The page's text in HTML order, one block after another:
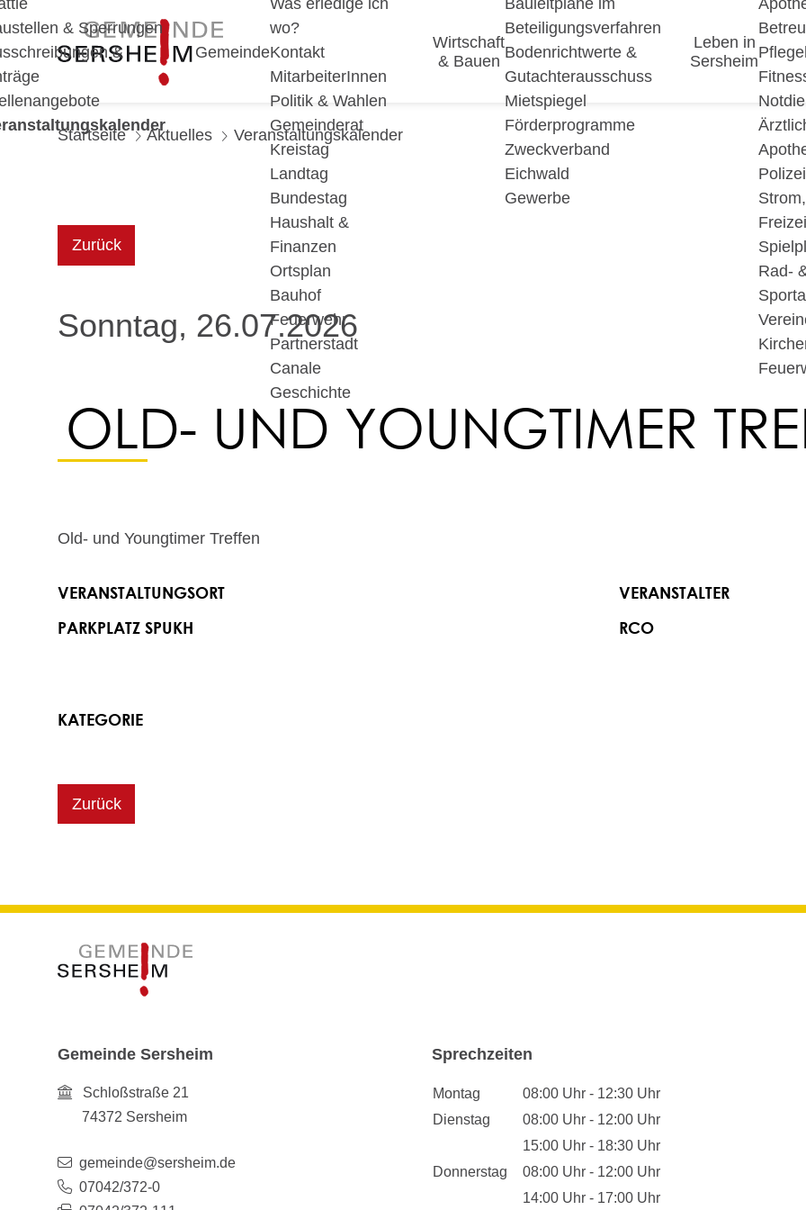
& Sperrungen
&
Gemeinde
wo?
Kontakt
MitarbeiterInnen
Politik & Wahlen
Gemeinderat
Kreistag
Landtag
Bundestag
Haushalt &
Finanzen
Ortsplan
Bauhof
Feuerwehr
Partnerstadt
Canale
Geschichte
Wirtschaft
& Bauen
Beteiligungsverfahren
Bodenrichtwerte &
Gutachterausschuss
Mietspiegel
Förderprogramme
Zweckverband
Eichwald
Gewerbe
Leben in
Sersheim
Rad-
Startseite Aktuelles Veranstaltungskalender
Zurück
Sonntag, 26.07.2026
OLD- UND YOUNGTIMER
Old- und Youngtimer Treffen
VERANSTALTUNGSORT
PARKPLATZ SPUKH
VERANSTALTER
RCO
KATEGORIE
Zurück
Gemeinde Sersheim
Schloßstraße 21
74372 Sersheim
gemeinde@sersheim.de
07042/372-0
Sprechzeiten
Montag
08:00 Uhr - 12:30 Uhr
Dienstag
08:00 Uhr - 12:00 Uhr
15:00 Uhr - 18:30 Uhr
Donnerstag
08:00 Uhr - 12:00 Uhr
14:00 Uhr - 17:00 Uhr